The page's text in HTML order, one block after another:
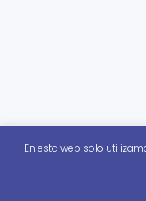
En esta web solo